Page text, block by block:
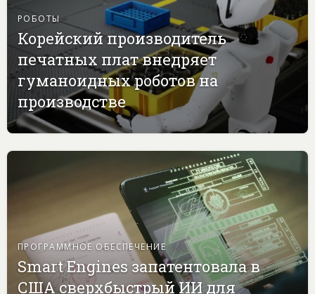
РОБОТЫ
Корейский производитель
печатных плат внедряет
гуманоидных роботов на
производстве
ПРОГРАММНОЕ ОБЕСПЕЧЕНИЕ
Smart Engines запатентовала в
США сверхбыстрый ИИ для